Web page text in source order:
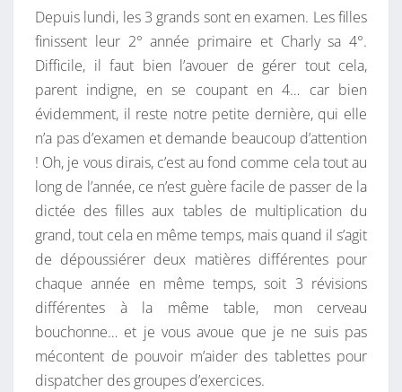
E
T
T
E
S
P
O
U
R
L
E
S
R
É
V
I
T
A
I
R
E
Depuis lundi, les 3 grands sont en examen. Les filles
finissent leur 2° année primaire et Charly sa 4°.
Difficile, il faut bien l’avouer de gérer tout cela,
parent indigne, en se coupant en 4… car bien
évidemment, il reste notre petite dernière, qui elle
n’a pas d’examen et demande beaucoup d’attention
! Oh, je vous dirais, c’est au fond comme cela tout au
long de l’année, ce n’est guère facile de passer de la
dictée des filles aux tables de multiplication du
grand, tout cela en même temps, mais quand il s’agit
de dépoussiérer deux matières différentes pour
chaque année en même temps, soit 3 révisions
différentes à la même table, mon cerveau
bouchonne… et je vous avoue que je ne suis pas
mécontent de pouvoir m’aider des tablettes pour
dispatcher des groupes d’exercices.